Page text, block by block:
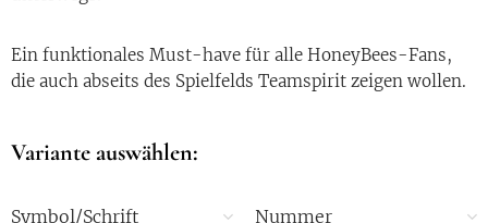
Ein funktionales Must-have für alle HoneyBees-Fans,
die auch abseits des Spielfelds Teamspirit zeigen wollen.
Variante auswählen:
Symbol/Schrift Nummer